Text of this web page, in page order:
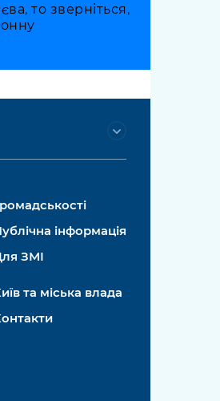
то зверніться,
інформація
ЗМІ
та міська влада